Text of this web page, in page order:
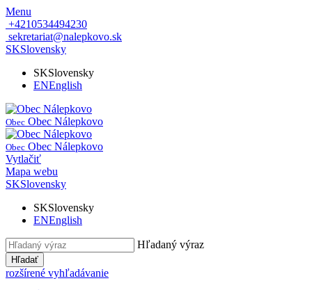
Menu
+4210534494230
sekretariat@nalepkovo.sk
SKSlovensky
SKSlovensky
ENEnglish
Obec Obec Nálepkovo
Obec Obec Nálepkovo
Vytlačiť
Mapa webu
SKSlovensky
SKSlovensky
ENEnglish
Hľadaný výraz
Hľadať
rozšírené vyhľadávanie